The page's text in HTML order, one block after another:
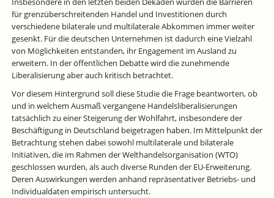
für grenzüberschreitenden Handel und Investitionen durch
verschiedene bilaterale und multilaterale Abkommen immer weiter
gesenkt. Für die deutschen Unternehmen ist dadurch eine Vielzahl
von Möglichkeiten entstanden, ihr Engagement im Ausland zu
erweitern. In der öffentlichen Debatte wird die zunehmende
Liberalisierung aber auch kritisch betrachtet.
Vor diesem Hintergrund soll diese Studie die Frage beantworten, ob
und in welchem Ausmaß vergangene Handelsliberalisierungen
tatsächlich zu einer Steigerung der Wohlfahrt, insbesondere der
Beschäftigung in Deutschland beigetragen haben. Im Mittelpunkt der
Betrachtung stehen dabei sowohl multilaterale und bilaterale
Initiativen, die im Rahmen der Welthandelsorganisation (WTO)
geschlossen wurden, als auch diverse Runden der EU-Erweiterung.
Deren Auswirkungen werden anhand repräsentativer Betriebs- und
Individualdaten empirisch untersucht.